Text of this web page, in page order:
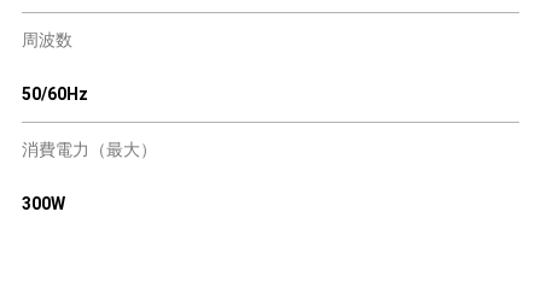
周波数
50/60Hz
消費電力（最大）
300W